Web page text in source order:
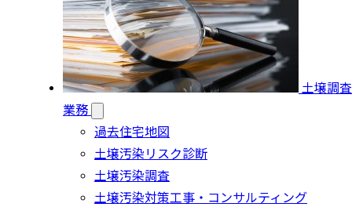
土壌調査
業務
過去住宅地図
土壌汚染リスク診断
土壌汚染調査
土壌汚染対策工事・コンサルティング